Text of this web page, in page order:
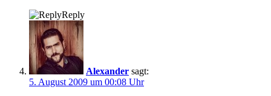
Reply
Alexander sagt:
5. August 2009 um 00:08 Uhr